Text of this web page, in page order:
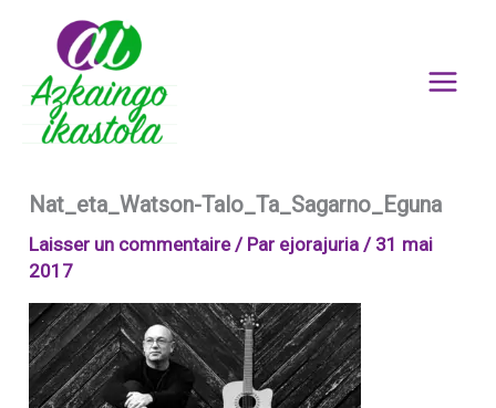
contenu
Nat_eta_Watson-Talo_Ta_Sagarno_Eguna
Laisser un commentaire / Par ejorajuria / 31 mai
2017